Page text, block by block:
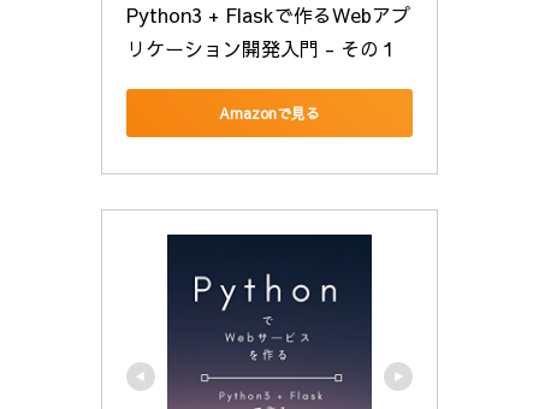
Python3 + Flaskで作るWebアプ
リケーション開発入門 - その１
Amazonで見る